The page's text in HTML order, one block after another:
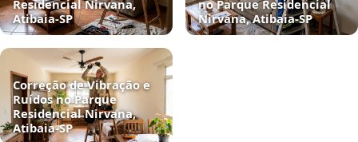
Residencial Nirvana,
Atibaia‑SP
no Parque Residencial
Nirvana, Atibaia‑SP
Correção de Vibração e
Ruídos no Parque
Residencial Nirvana,
Atibaia‑SP